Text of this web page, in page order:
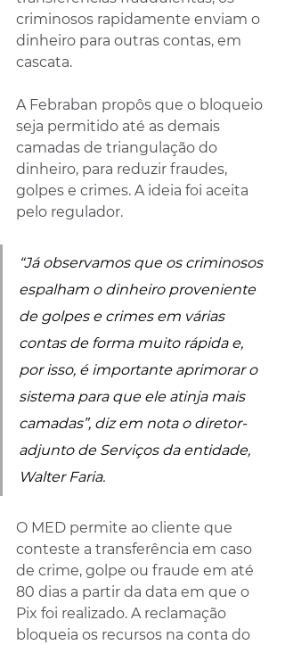
criminosos rapidamente enviam o
dinheiro para outras contas, em
cascata.
A Febraban propôs que o bloqueio
seja permitido até as demais
camadas de triangulação do
dinheiro, para reduzir fraudes,
golpes e crimes. A ideia foi aceita
pelo regulador.
“Já observamos que os criminosos
espalham o dinheiro proveniente
de golpes e crimes em várias
contas de forma muito rápida e,
por isso, é importante aprimorar o
sistema para que ele atinja mais
camadas”, diz em nota o diretor-
adjunto de Serviços da entidade,
Walter Faria.
O MED permite ao cliente que
conteste a transferência em caso
de crime, golpe ou fraude em até
80 dias a partir da data em que o
Pix foi realizado. A reclamação
bloqueia os recursos na conta do